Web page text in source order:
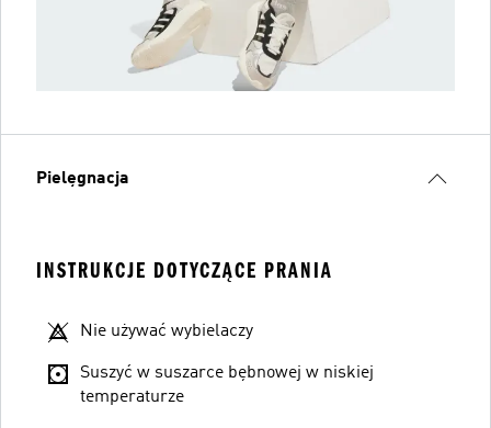
Pielęgnacja
INSTRUKCJE DOTYCZĄCE PRANIA
Nie używać wybielaczy
Suszyć w suszarce bębnowej w niskiej
temperaturze